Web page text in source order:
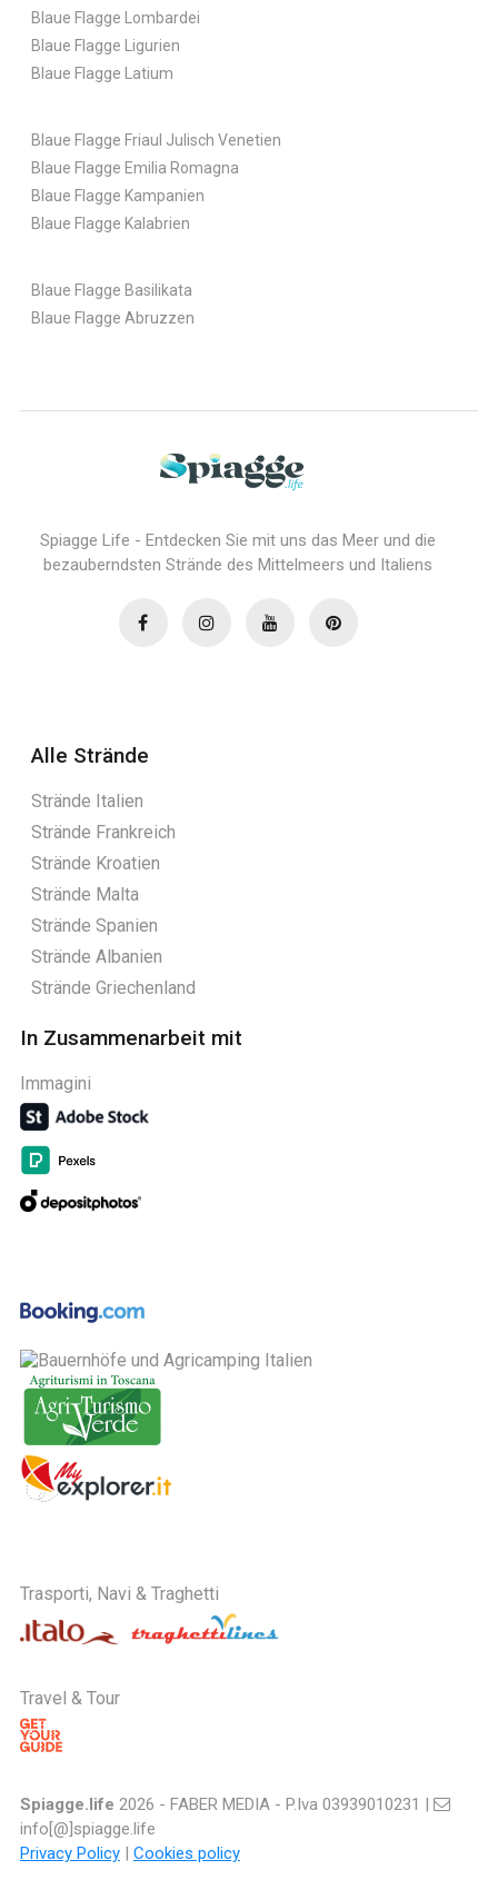
Blaue Flagge Lombardei
Blaue Flagge Ligurien
Blaue Flagge Latium
Blaue Flagge Friaul Julisch Venetien
Blaue Flagge Emilia Romagna
Blaue Flagge Kampanien
Blaue Flagge Kalabrien
Blaue Flagge Basilikata
Blaue Flagge Abruzzen
Spiagge Life - Entdecken Sie mit uns das Meer und die
bezauberndsten Strände des Mittelmeers und Italiens
Alle Strände
Strände Italien
Strände Frankreich
Strände Kroatien
Strände Malta
Strände Spanien
Strände Albanien
Strände Griechenland
In Zusammenarbeit mit
Immagini
Trasporti, Navi & Traghetti
Travel & Tour
Spiagge.life 2026 - FABER MEDIA - P.Iva 03939010231 |
info[@]spiagge.life
Privacy Policy| Cookies policy